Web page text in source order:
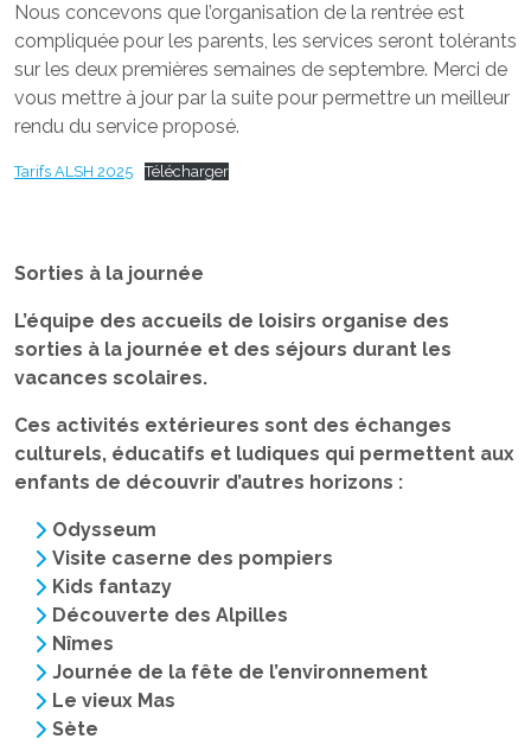
Nous concevons que l’organisation de la rentrée est
compliquée pour les parents, les services seront tolérants
sur les deux premières semaines de septembre. Merci de
vous mettre à jour par la suite pour permettre un meilleur
rendu du service proposé.
Tarifs ALSH 2025 Télécharger
Sorties à la journée
L’équipe des accueils de loisirs organise des
sorties à la journée et des séjours durant les
vacances scolaires.
Ces activités extérieures sont des échanges
culturels, éducatifs et ludiques qui permettent aux
enfants de découvrir d’autres horizons :
Odysseum
Visite caserne des pompiers
Kids fantazy
Découverte des Alpilles
Nîmes
Journée de la fête de l’environnement
Le vieux Mas
Sète